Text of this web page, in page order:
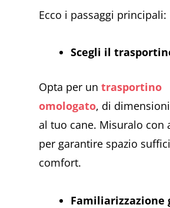
Ecco i passaggi principali:
Scegli il
Opta per untrasportino
omologato, di
al tuo cane. Misuralo con
per garantire spazio
comfort.
Familiarizzazione